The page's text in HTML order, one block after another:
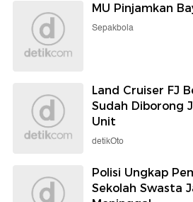
MU Pinjamkan
Sepakbola
Land Cruiser FJ
Sudah Diborong
Unit
detikOto
Polisi Ungkap
Sekolah Swasta